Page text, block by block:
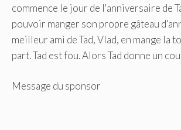
commence le jour de l'anniversaire de
pouvoir manger son propre gâteau
meilleur ami de Tad, Vlad, en mange la
part. Tad est fou. Alors Tad donne un
Message du sponsor